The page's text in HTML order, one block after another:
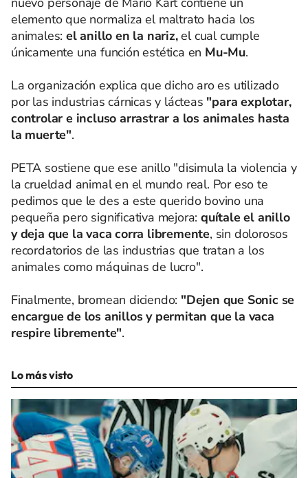
elemento que normaliza el maltrato hacia los
animales:el anillo en la nariz,el cual cumple
únicamente una función estética en Mu-Mu.
La organización explica que dicho aro es utilizado
por las industrias cárnicas y lácteas "para explotar,
controlar e incluso arrastrar a los animales hasta
la muerte".
PETA sostiene que ese anillo "disimula la violencia y
la crueldad animal en el mundo real. Por eso te
pedimos que le des a este querido bovino una
pequeña pero significativa mejora: quítale el anillo
y deja que la vaca corra libremente, sin dolorosos
recordatorios de las industrias que tratan a los
animales como máquinas de lucro".
Finalmente, bromean diciendo: "Dejen que Sonic se
encargue de los anillos y permitan que la vaca
respire libremente".
Lo más visto